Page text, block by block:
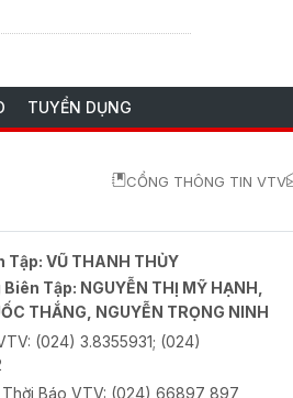
TUYỂN DỤNG
CỔNG THÔNG TIN VTV
Tập:VŨ THANH THỦY
Biên Tập: NGUYỄN THỊ MỸ HẠNH,
THẮNG, NGUYỄN TRỌNG NINH
(024) 3.8355931; (024)
Báo VTV: (024) 66897 897